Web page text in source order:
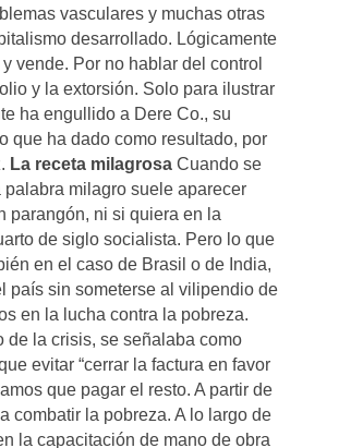
vasculares y muchas otras
desarrollado. Lógicamente
vende. Por no hablar del control
y la extorsión. Solo para ilustrar
ha engullido a Dere Co., su
que ha dado como resultado, por
La receta milagrosa Cuando se
milagro suele aparecer
parangón, ni si quiera en la
de siglo socialista. Pero lo que
en el caso de Brasil o de India,
país sin someterse al vilipendio de
en la lucha contra la pobreza.
de la crisis, se señalaba como
evitar “cerrar la factura en favor
que pagar el resto. A partir de
combatir la pobreza. A lo largo de
la capacitación de mano de obra